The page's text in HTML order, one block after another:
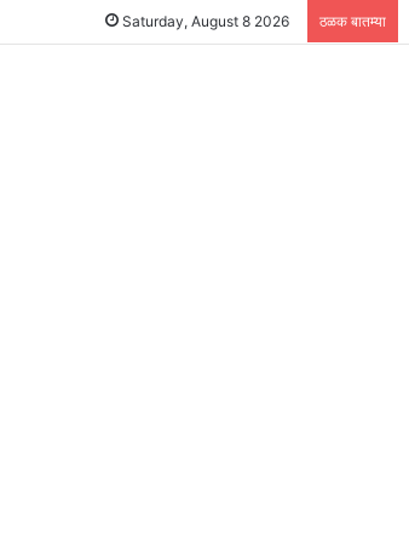
Saturday, August 8 2026 ठळक बातम्या